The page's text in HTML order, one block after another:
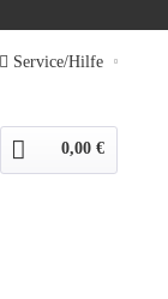
Service/Hilfe
0,00 €